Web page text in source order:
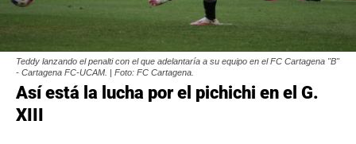
Teddy lanzando el penalti con el que adelantaría a su equipo en el FC Cartagena "B"
- Cartagena FC-UCAM. | Foto: FC Cartagena.
Así está la lucha por el pichichi en el G.
XIII